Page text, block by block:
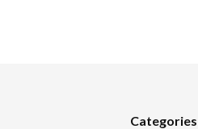
Categories